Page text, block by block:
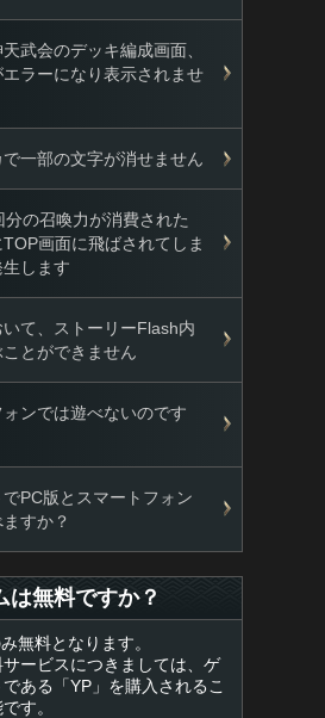
武会のデッキ編成画面、
ラーになり表示されませ
一部の文字が消せません
の召喚力が消費された
画面に飛ばされてしま
します
て、ストーリーFlash内
とができません
ンでは遊べないのです
PC版とスマートフォン
すか？
は無料ですか？
無料となります。
ービスにつきましては、ゲ
ある「YP」を購入されるこ
す。